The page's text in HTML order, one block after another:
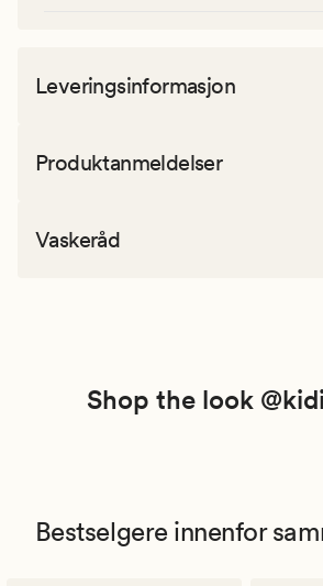
Leveringsinformasjon
Produktanmeldelser
Vaskeråd
Shop the look
Bestselgere innenfor